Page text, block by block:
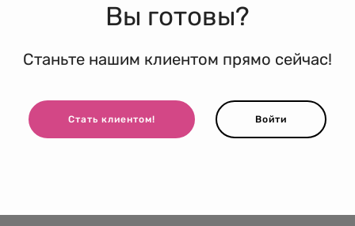
Вы готовы?
Станьте нашим клиентом прямо сейчас!
Стать клиентом! Войти